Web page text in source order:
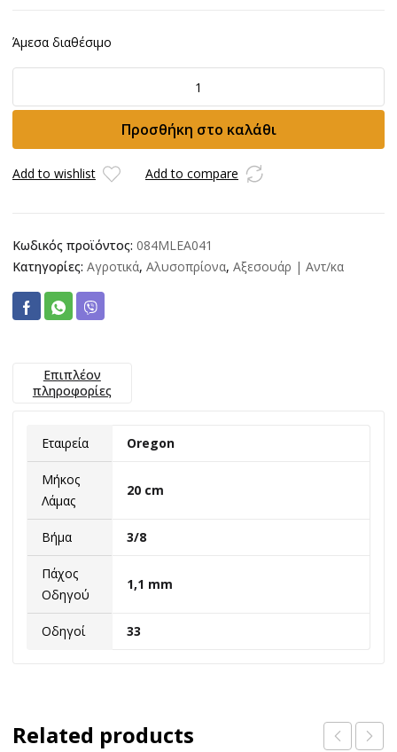
Άμεσα διαθέσιμο
20cm
1.1mm-
33
Προσθήκη στο καλάθι
Add to wishlist Add to compare
Κωδικός προϊόντος: 084MLEA041
Κατηγορίες: Αγροτικά, Αλυσοπρίονα, Αξεσουάρ | Αντ/κα
Επιπλέον
πληροφορίες
Εταιρεία Oregon
Μήκος
Λάμας
20 cm
Βήμα 3/8
Πάχος
Οδηγού
1,1 mm
Οδηγοί 33
Related products